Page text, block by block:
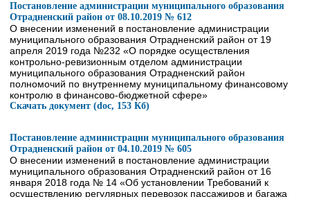
Постановление администрации муниципального образования
Отрадненский район от 08.10.2019 № 612
О внесении изменений в постановление администрации
муниципального образования Отрадненский район от 19
апреля 2019 года №232 «О порядке осуществления
контрольно-ревизионным отделом администрации
муниципального образования Отрадненский район
полномочий по внутреннему муниципальному финансовому
контролю в финансово-бюджетной сфере»
Скачать документ (doc, 153 Кб)
Постановление администрации муниципального образования
Отрадненский район от 04.10.2019 № 605
О внесении изменений в постановление администрации
муниципального образования Отрадненский район от 16
января 2018 года № 14 «Об установлении Требований к
осуществлению регулярных перевозок пассажиров и багажа